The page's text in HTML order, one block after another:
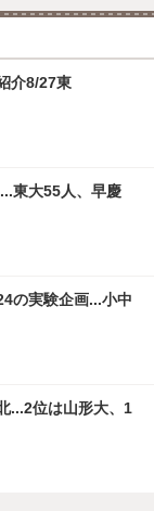
介8/27東
東大55人、早慶
の実験企画...小中
...2位は山形大、1